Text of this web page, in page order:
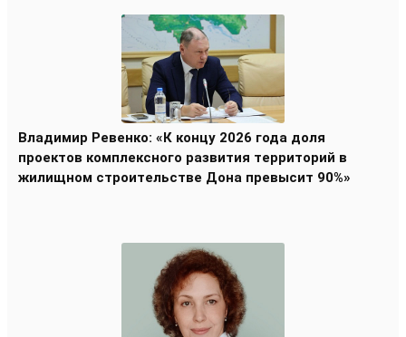
Владимир Ревенко: «К концу 2026 года доля
проектов комплексного развития территорий в
жилищном строительстве Дона превысит 90%»